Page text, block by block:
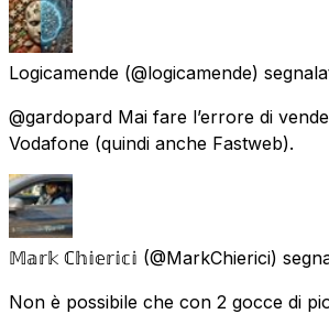
Logicamende (@logicamende)
@gardopard Mai fare l’errore di
Vodafone (quindi anche Fastweb).
𝕄𝕒𝕣𝕜 ℂ𝕙𝕚𝕖𝕣𝕚𝕔𝕚 (@MarkChierici)
Non è possibile che con 2 gocce di